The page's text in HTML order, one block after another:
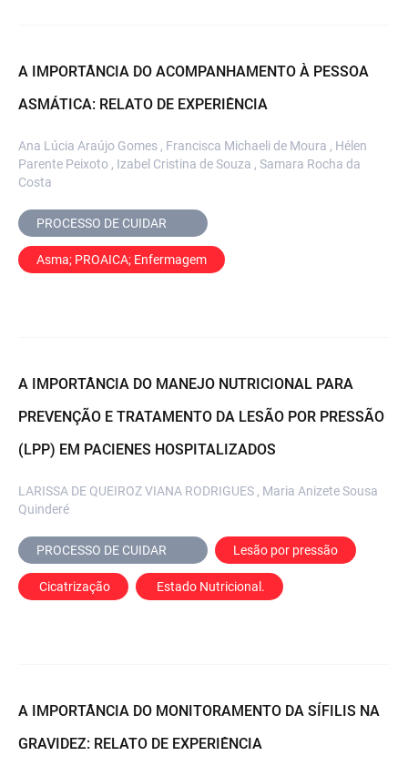
A IMPORTÂNCIA DO ACOMPANHAMENTO À PESSOA
ASMÁTICA: RELATO DE EXPERIÊNCIA
Ana Lúcia Araújo Gomes , Francisca Michaeli de Moura , Hélen
Parente Peixoto , Izabel Cristina de Souza , Samara Rocha da
Costa
Asma; PROAICA; Enfermagem
A IMPORTÂNCIA DO MANEJO NUTRICIONAL PARA
PREVENÇÃO E TRATAMENTO DA LESÃO POR PRESSÃO
(LPP) EM PACIENES HOSPITALIZADOS
LARISSA DE QUEIROZ VIANA RODRIGUES , Maria Anizete Sousa
Quinderé
Lesão por pressão
Cicatrização Estado Nutricional.
A IMPORTÂNCIA DO MONITORAMENTO DA SÍFILIS NA
GRAVIDEZ: RELATO DE EXPERIÊNCIA